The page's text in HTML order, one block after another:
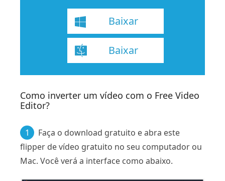
Baixar
Baixar
Como inverter um vídeo com o Free Video
Editor?
1
Faça o download gratuito e abra este
flipper de vídeo gratuito no seu computador ou
Mac. Você verá a interface como abaixo.